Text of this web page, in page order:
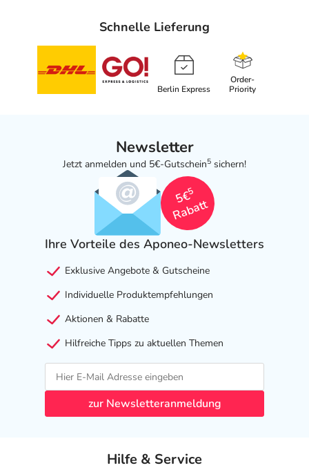
Schnelle Lieferung
Berlin Express
Order-
Priority
Newsletter
Jetzt anmelden und 5€-Gutschein5 sichern!
5€
5
Rabatt
Ihre Vorteile des Aponeo-Newsletters
Exklusive Angebote & Gutscheine
Individuelle Produktempfehlungen
Aktionen & Rabatte
Hilfreiche Tipps zu aktuellen Themen
zur Newsletteranmeldung
Hilfe & Service